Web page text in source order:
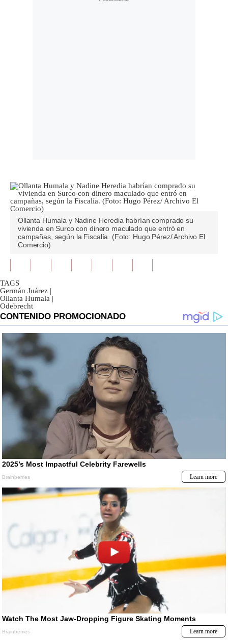
Ollanta Humala y Nadine Heredia habrían comprado su
vivienda en Surco con dinero maculado que entró en
campañas, según la Fiscalía. (Foto: Hugo Pérez/ Archivo El
Comercio)
TAGS
Germán Juárez |
Ollanta Humala |
Odebrecht